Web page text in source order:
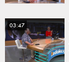
03:47